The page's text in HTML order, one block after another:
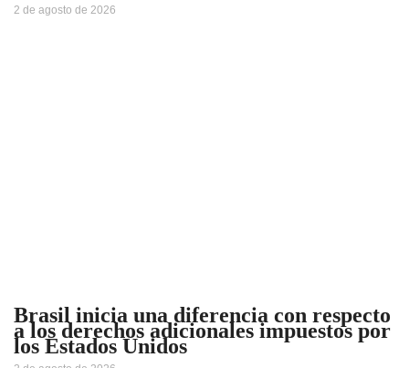
2 de agosto de 2026
Brasil inicia una diferencia con respecto
a los derechos adicionales impuestos por
los Estados Unidos